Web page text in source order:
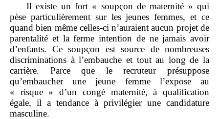
Il existe un fort « soupçon de maternité » qui
pèse particulièrement sur les jeunes femmes, et ce
quand bien même celles‑ci n’auraient aucun projet de
parentalité et la ferme intention de ne jamais avoir
d’enfants. Ce soupçon est source de nombreuses
discriminations à l’embauche et tout au long de la
carrière. Parce que le recruteur présuppose
qu’embaucher une jeune femme l’expose au
« risque » d’un congé maternité, à qualification
égale, il a tendance à privilégier une candidature
masculine.